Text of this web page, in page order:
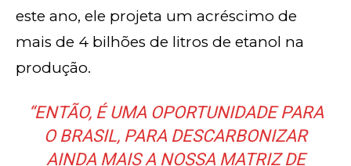
este ano, ele projeta um acréscimo de
mais de 4 bilhões de litros de etanol na
produção.
“ENTÃO, É UMA OPORTUNIDADE PARA
O BRASIL, PARA DESCARBONIZAR
AINDA MAIS A NOSSA MATRIZ DE